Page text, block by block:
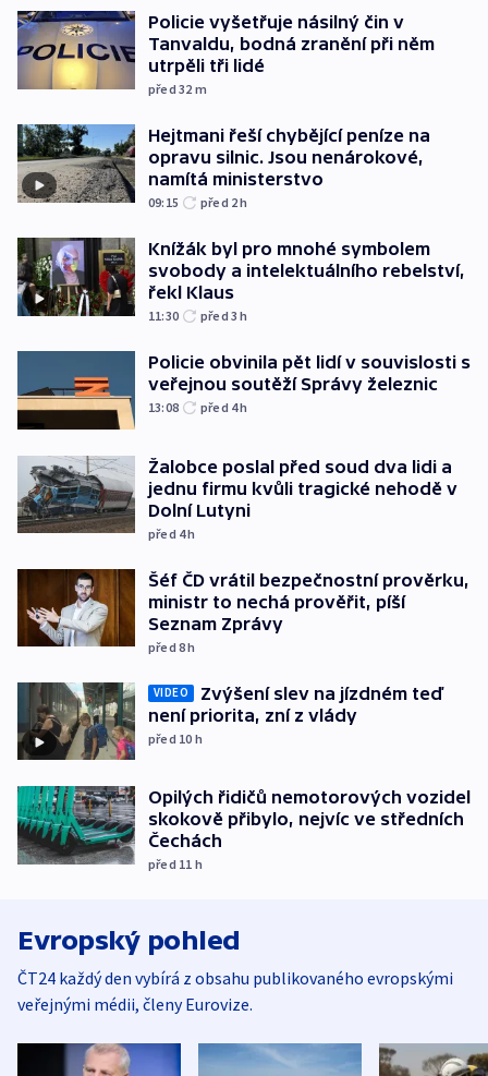
Policie vyšetřuje násilný čin v
Tanvaldu, bodná zranění při něm
utrpěli tři lidé
před 32 m
Hejtmani řeší chybějící peníze na
opravu silnic. Jsou nenárokové,
namítá ministerstvo
09:15 před 2h
Knížák byl pro mnohé symbolem
svobody a intelektuálního rebelství,
řekl Klaus
11:30 před 3h
Policie obvinila pět lidí v souvislosti s
veřejnou soutěží Správy železnic
13:08 před 4h
Žalobce poslal před soud dva lidi a
jednu firmu kvůli tragické nehodě v
Dolní Lutyni
před 4h
Šéf ČD vrátil bezpečnostní prověrku,
ministr to nechá prověřit, píší
Seznam Zprávy
před 8h
VIDEO
Zvýšení slev na jízdném teď
není priorita, zní z vlády
před 10 h
Opilých řidičů nemotorových vozidel
skokově přibylo, nejvíc ve středních
Čechách
před 11 h
Evropský pohled
ČT24 každý den vybírá z obsahu publikovaného evropskými
veřejnými médii, členy Eurovize.